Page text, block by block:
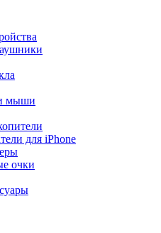
мыши
для iPhone
очки